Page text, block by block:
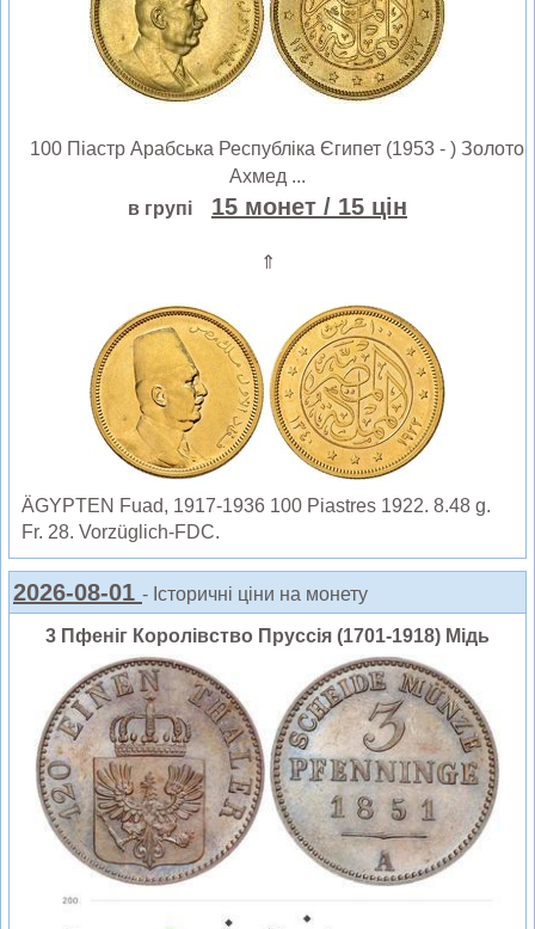
100 Піастр Арабська Республіка Єгипет (1953 - ) Золото
Ахмед ...
в групі
15 монет / 15 цін
⇑
ÄGYPTEN Fuad, 1917-1936 100 Piastres 1922. 8.48 g.
Fr. 28. Vorzüglich-FDC.
2026-08-01 - Історичні ціни на монету
3 Пфеніг Королівство Пруссія (1701-1918) Мідь